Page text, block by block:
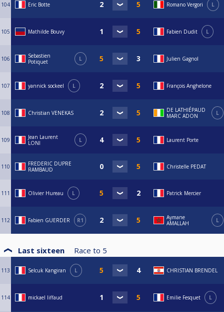
104 Eric Botte Romano Vergori L
105 Mathilde Bouvy Fabien Dudit L
106
Sebastien
Potiquet
L Julien Gagnol
107 yannick sockeel L François Anghelone
108 Christian VENEKAS
DE LATHIÉPAUD
MARC ADON
L
109
Jean Laurent
LONI
L Laurent Porte
110
FREDERIC DUPRE
RAMBAUD
Christelle PEDAT
111 Olivier Hureau L Patrick Mercier
112 Fabien GUERDER R1
Aymane
AMALLAH
L
Last sixteen Race to 5
113 Selcuk Kangiran L CHRISTIAN BRENDEL
114 mickael liffaud Emilie Fesquet L